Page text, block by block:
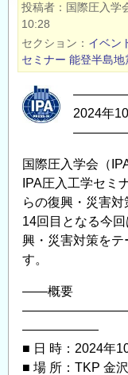
投稿者 国際圧入学
10:28
セクション
イベン
セミナー 能登半島地
2024年
国際圧入学会（
IPA圧⼊⼯学セミ
らの復興・災害対
14回目となる今
興・災害対策をテ
す。
——概要
——————
■ 日 時：2024年
■ 場 所：TKP ⾦